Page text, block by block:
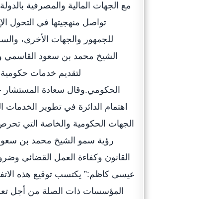
مع الجهات المالية والمصرفية
تواصل منهجيتها في التحول
للجمهور والجهات الأخرى،
الشيخ محمد بن سعود القاسمي
لتقديم خدمات
الحكومي.وقال سعادة
اهتمام الدائرة في تطوير
الجهات الحكومية والخاصة التي
رؤية سمو الشيخ محمد بن
القانون وكفاءة العمل القضائي
عيسى كاظم:” يكتسب توقيع هذه
المؤسسات ذات الصلة من أجل